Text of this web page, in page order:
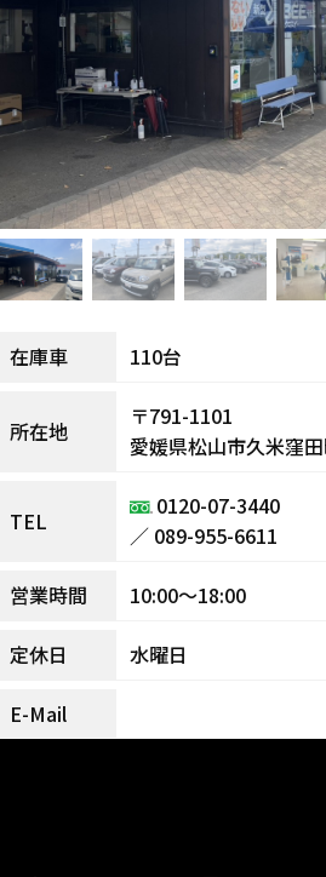
在庫車 110台
所在地
〒791-1101
愛媛県松山市久米窪
TEL
0120-07-3440
／ 089-955-6611
営業時間 10:00～18:00
定休日 水曜日
E-Mail